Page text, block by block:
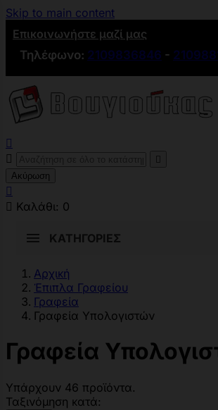
Skip to main content
Επικοινωνήστε μαζί μας
Τηλέφωνο: 2109836846 -



Ακύρωση

 Καλάθι: 0
ΚΑΤΗΓΟΡΊΕΣ
Αρχική
Έπιπλα Γραφείου
Γραφεία
Γραφεία Υπολογιστών
Γραφεία
Υπάρχουν 46 προϊόντα.
Ταξινόμηση κατά: